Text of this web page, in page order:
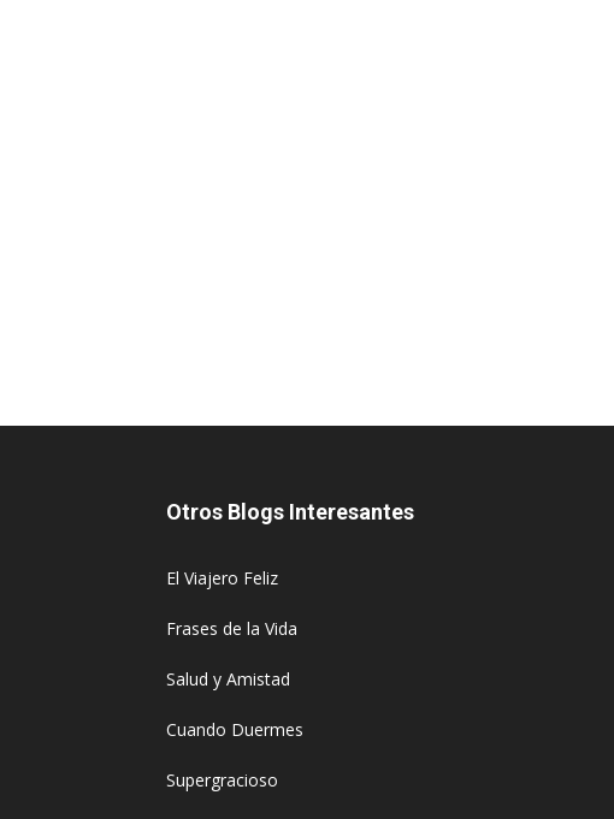
Otros Blogs Interesantes
El Viajero Feliz
Frases de la Vida
Salud y Amistad
Cuando Duermes
Supergracioso